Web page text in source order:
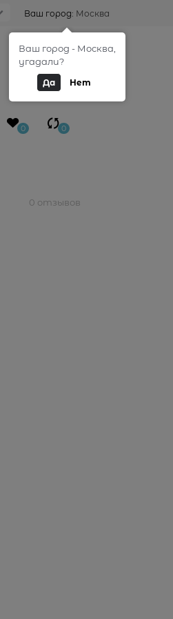
Ваш город: Москва
0
0 0
0 отзывов
Ваш город - Москва,
угадали?
Да Нет